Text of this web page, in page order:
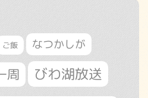
ご飯 なつかしが
周 びわ湖放送